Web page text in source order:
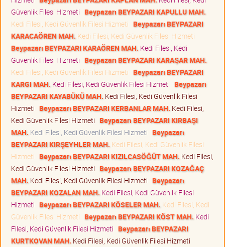
Güvenlik Filesi Hizmeti Beypazarı BEYPAZARI KAPULLU MAH.
Kedi Filesi, Kedi Güvenlik Filesi Hizmeti Beypazarı BEYPAZARI
KARACAÖREN MAH. Kedi Filesi, Kedi Güvenlik Filesi Hizmeti
Beypazarı BEYPAZARI KARAÖREN MAH. Kedi Filesi, Kedi
Güvenlik Filesi Hizmeti Beypazarı BEYPAZARI KARAŞAR MAH.
Kedi Filesi, Kedi Güvenlik Filesi Hizmeti Beypazarı BEYPAZARI
KARGI MAH. Kedi Filesi, Kedi Güvenlik Filesi Hizmeti Beypazarı
BEYPAZARI KAYABÜKÜ MAH. Kedi Filesi, Kedi Güvenlik Filesi
Hizmeti Beypazarı BEYPAZARI KERBANLAR MAH. Kedi Filesi,
Kedi Güvenlik Filesi Hizmeti Beypazarı BEYPAZARI KIRBAŞI
MAH. Kedi Filesi, Kedi Güvenlik Filesi Hizmeti Beypazarı
BEYPAZARI KIRŞEYHLER MAH. Kedi Filesi, Kedi Güvenlik Filesi
Hizmeti Beypazarı BEYPAZARI KIZILCASÖĞÜT MAH. Kedi Filesi,
Kedi Güvenlik Filesi Hizmeti Beypazarı BEYPAZARI KOZAĞAÇ
MAH. Kedi Filesi, Kedi Güvenlik Filesi Hizmeti Beypazarı
BEYPAZARI KOZALAN MAH. Kedi Filesi, Kedi Güvenlik Filesi
Hizmeti Beypazarı BEYPAZARI KÖSELER MAH. Kedi Filesi, Kedi
Güvenlik Filesi Hizmeti Beypazarı BEYPAZARI KÖST MAH. Kedi
Filesi, Kedi Güvenlik Filesi Hizmeti Beypazarı BEYPAZARI
KURTKOVAN MAH. Kedi Filesi, Kedi Güvenlik Filesi Hizmeti